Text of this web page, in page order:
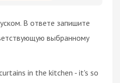
В ответе запишите
выбранному
in the kitchen - it's so